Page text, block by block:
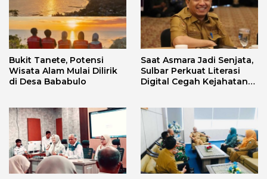
Bukit Tanete, Potensi
Wisata Alam Mulai Dilirik
di Desa Bababulo
Saat Asmara Jadi Senjata,
Sulbar Perkuat Literasi
Digital Cegah Kejahatan